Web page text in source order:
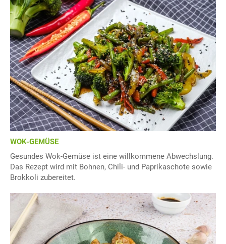
WOK-GEMÜSE
Gesundes Wok-Gemüse ist eine willkommene Abwechslung.
Das Rezept wird mit Bohnen, Chili- und Paprikaschote sowie
Brokkoli zubereitet.